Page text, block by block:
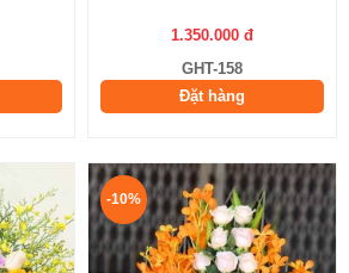
1.350.000 đ
GHT-158
Đặt hàng
-10%